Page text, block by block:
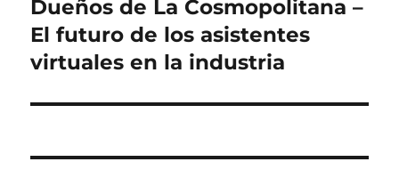
Siguiente
entrada:
Dueños de La Cosmopolitana –
El futuro de los asistentes
virtuales en la industria